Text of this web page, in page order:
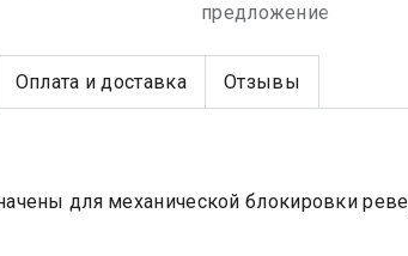
предложение
Оплата и доставка Отзывы
для механической блокировки